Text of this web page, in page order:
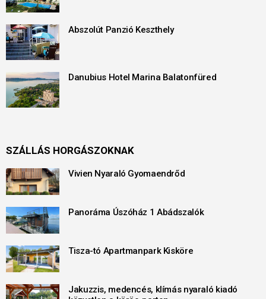
Abszolút Panzió Keszthely
Danubius Hotel Marina Balatonfüred
SZÁLLÁS HORGÁSZOKNAK
Vivien Nyaraló Gyomaendrőd
Panoráma Úszóház 1 Abádszalók
Tisza-tó Apartmanpark Kisköre
Jakuzzis, medencés, klímás nyaraló kiadó